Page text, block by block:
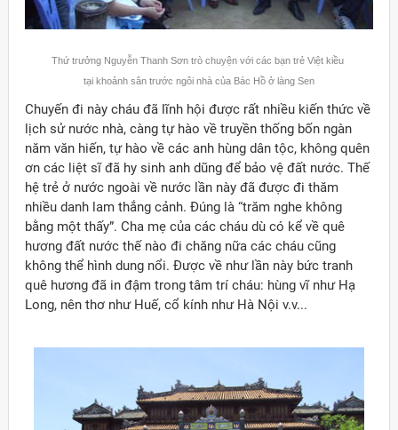
Thứ trưởng Nguyễn Thanh Sơn trò chuyện với các bạn trẻ Việt kiều
tại khoảnh sân trước ngôi nhà của Bác Hồ ở làng Sen
Chuyến đi này cháu đã lĩnh hội được rất nhiều kiến thức về
lịch sử nước nhà, càng tự hào về truyền thống bốn ngàn
năm văn hiến, tự hào về các anh hùng dân tộc, không quên
ơn các liệt sĩ đã hy sinh anh dũng để bảo vệ đất nước. Thế
hệ trẻ ở nước ngoài về nước lần này đã được đi thăm
nhiều danh lam thắng cảnh. Đúng là “trăm nghe không
bằng một thấy”. Cha mẹ của các cháu dù có kể về quê
hương đất nước thế nào đi chăng nữa các cháu cũng
không thể hình dung nổi. Được về như lần này bức tranh
quê hương đã in đậm trong tâm trí cháu: hùng vĩ như Hạ
Long, nên thơ như Huế, cổ kính như Hà Nội v.v...